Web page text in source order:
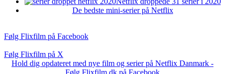
De bedste mini-serier på Netflix
Følg Flixfilm på Facebook
Følg Flixfilm på X
Hold dig opdateret med nye film og serier på Netflix Danmark -